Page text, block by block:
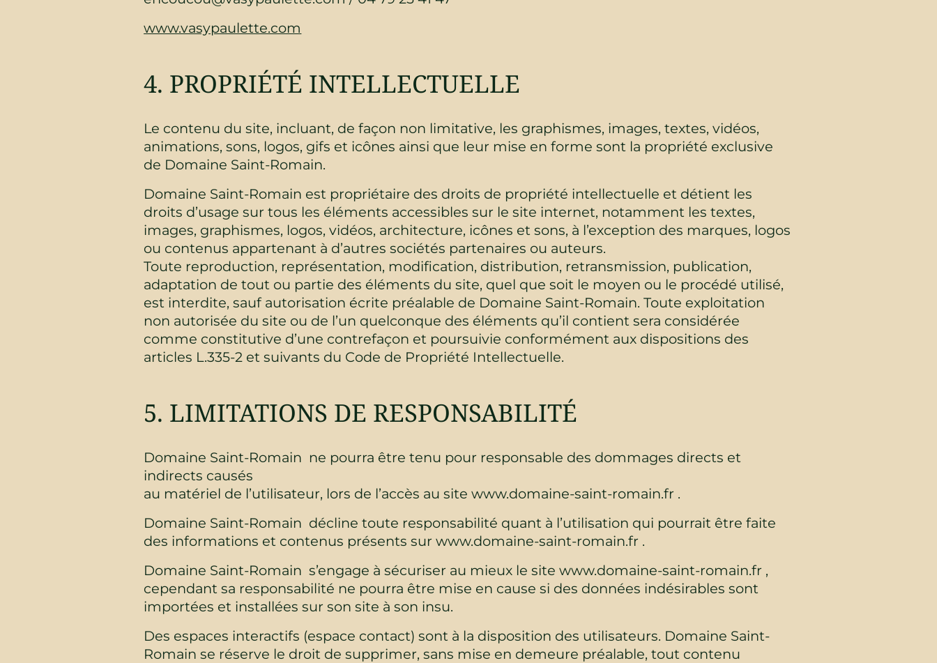
www.vasypaulette.com
4. PROPRIÉTÉ INTELLECTUELLE
Le contenu du site, incluant, de façon non limitative, les graphismes, images, textes, vidéos,
animations, sons, logos, gifs et icônes ainsi que leur mise en forme sont la propriété exclusive
de Domaine Saint-Romain.
Domaine Saint-Romain est propriétaire des droits de propriété intellectuelle et détient les
droits d’usage sur tous les éléments accessibles sur le site internet, notamment les textes,
images, graphismes, logos, vidéos, architecture, icônes et sons, à l’exception des marques, logos
ou contenus appartenant à d’autres sociétés partenaires ou auteurs.
Toute reproduction, représentation, modification, distribution, retransmission, publication,
adaptation de tout ou partie des éléments du site, quel que soit le moyen ou le procédé utilisé,
est interdite, sauf autorisation écrite préalable de Domaine Saint-Romain. Toute exploitation
non autorisée du site ou de l’un quelconque des éléments qu’il contient sera considérée
comme constitutive d’une contrefaçon et poursuivie conformément aux dispositions des
articles L.335-2 et suivants du Code de Propriété Intellectuelle.
5. LIMITATIONS DE RESPONSABILITÉ
Domaine Saint-Romain ne pourra être tenu pour responsable des dommages directs et
indirects causés
au matériel de l’utilisateur, lors de l’accès au site www.domaine-saint-romain.fr .
Domaine Saint-Romain décline toute responsabilité quant à l’utilisation qui pourrait être faite
des informations et contenus présents sur www.domaine-saint-romain.fr .
Domaine Saint-Romain s’engage à sécuriser au mieux le site www.domaine-saint-romain.fr ,
cependant sa responsabilité ne pourra être mise en cause si des données indésirables sont
importées et installées sur son site à son insu.
Des espaces interactifs (espace contact) sont à la disposition des utilisateurs. Domaine Saint-
Romain se réserve le droit de supprimer, sans mise en demeure préalable, tout contenu